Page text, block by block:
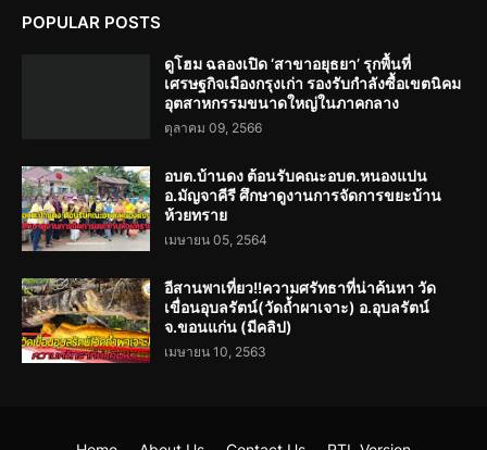
POPULAR POSTS
ดูโฮม ฉลองเปิด ‘สาขาอยุธยา’ รุกพื้นที่
เศรษฐกิจเมืองกรุงเก่า รองรับกำลังซื้อเขตนิคม
อุตสาหกรรมขนาดใหญ่ในภาคกลาง
ตุลาคม 09, 2566
อบต.บ้านดง ต้อนรับคณะอบต.หนองแปน
อ.มัญจาคีรี ศึกษาดูงานการจัดการขยะบ้าน
ห้วยทราย
เมษายน 05, 2564
อีสานพาเที่ยว!!ความศรัทธาที่น่าค้นหา วัด
เขื่อนอุบลรัตน์(วัดถ้ำผาเจาะ) อ.อุบลรัตน์
จ.ขอนแก่น (มีคลิป)
เมษายน 10, 2563